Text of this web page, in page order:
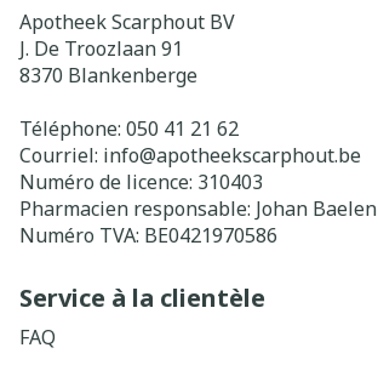
Apotheek Scarphout BV
J. De Troozlaan 91
8370 Blankenberge
Téléphone: 050 41 21 62
Courriel: info@apotheekscarphout.be
Numéro de licence: 310403
Pharmacien responsable: Johan Baelen
Numéro TVA: BE0421970586
Service à la clientèle
FAQ